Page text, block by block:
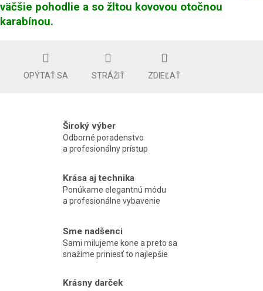
väčšie pohodlie a so žltou kovovou otočnou
karabínou.
OPÝTAŤ SA STRÁŽIŤ ZDIEĽAŤ
Široký výber
Odborné poradenstvo
a profesionálny prístup
Krása aj technika
Ponúkame elegantnú módu
a profesionálne vybavenie
Sme nadšenci
Sami milujeme kone a preto sa
snažíme priniesť to najlepšie
Krásny darček